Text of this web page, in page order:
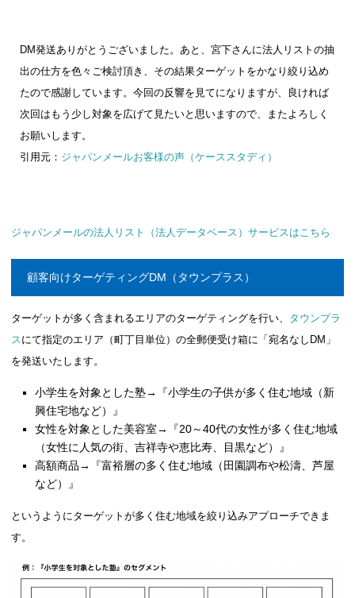
DM発送ありがとうございました。あと、宮下さんに法人リストの抽
出の仕方を色々ご検討頂き、その結果ターゲットをかなり絞り込め
たので感謝しています。今回の反響を見てになりますが、良ければ
次回はもう少し対象を広げて見たいと思いますので、またよろしく
お願いします。
引用元： ジャパンメールお客様の声（ケーススタディ）
ジャパンメールの法人リスト（法人データベース）サービスはこちら
顧客向けターゲティングDM（タウンプラス）
ターゲットが多く含まれるエリアのターゲティングを行い、 タウンプラ
ス にて指定のエリア（町丁目単位）の全郵便受け箱に「宛名なしDM」
を発送いたします。
小学生を対象とした塾→『小学生の子供が多く住む地域（新
興住宅地など）』
女性を対象とした美容室→『20～40代の女性が多く住む地域
（女性に人気の街、吉祥寺や恵比寿、目黒など）』
高額商品→『富裕層の多く住む地域（田園調布や松濤、芦屋
など）』
というようにターゲットが多く住む地域を絞り込みアプローチできま
す。